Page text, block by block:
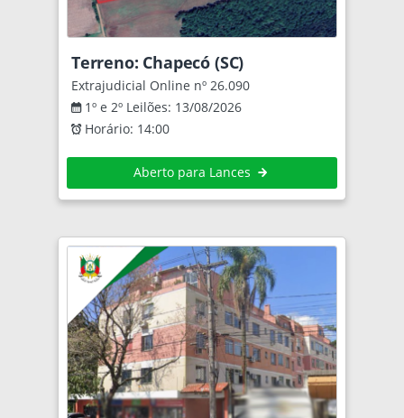
Terreno: Chapecó (SC)
Extrajudicial Online nº 26.090
1º e 2º Leilões: 13/08/2026
Horário: 14:00
Aberto para Lances